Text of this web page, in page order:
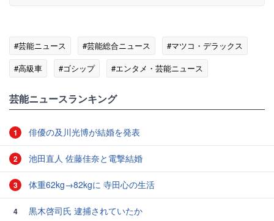
#芸能ニュース #芸能総合ニュース
#マツコ・デラックス
#高級車
#ゴシップ #エンタメ・芸能ニュース
芸能ニュースランキング
1 俳優の及川光博が結婚を発表
2 池田直人 佐藤佳奈と電撃結婚
3 体重62kg→82kgに 寺田心の生活
4 黒木啓司氏 逮捕されていたか